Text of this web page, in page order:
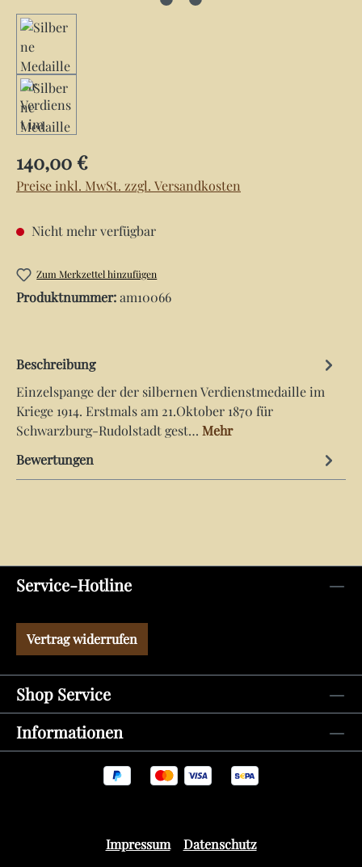
Regulärer Preis:
140,00 €
Preise inkl. MwSt. zzgl. Versandkosten
Nicht mehr verfügbar
Zum Merkzettel hinzufügen
Produktnummer:am10066
Beschreibung
Einzelspange der der silbernen Verdienstmedaille im
Kriege 1914. Erstmals am 21.Oktober 1870 für
Schwarzburg-Rudolstadt gest… Mehr
Bewertungen
Service-Hotline
Vertrag widerrufen
Shop Service
Informationen
Impressum Datenschutz